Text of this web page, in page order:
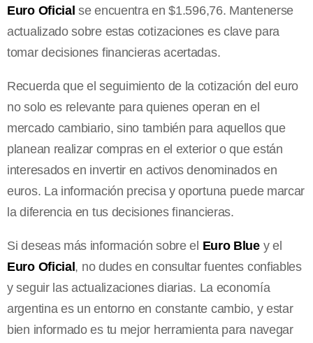
Euro Oficial se encuentra en $1.596,76. Mantenerse
actualizado sobre estas cotizaciones es clave para
tomar decisiones financieras acertadas.
Recuerda que el seguimiento de la cotización del euro
no solo es relevante para quienes operan en el
mercado cambiario, sino también para aquellos que
planean realizar compras en el exterior o que están
interesados en invertir en activos denominados en
euros. La información precisa y oportuna puede marcar
la diferencia en tus decisiones financieras.
Si deseas más información sobre el Euro Bluey el
Euro Oficial , no dudes en consultar fuentes confiables
y seguir las actualizaciones diarias. La economía
argentina es un entorno en constante cambio, y estar
bien informado es tu mejor herramienta para navegar